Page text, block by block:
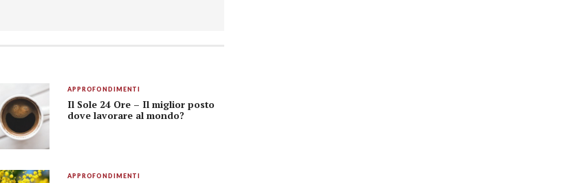
APPROFONDIMENTI
Il Sole 24 Ore – Il miglior posto
dove lavorare al mondo?
APPROFONDIMENTI